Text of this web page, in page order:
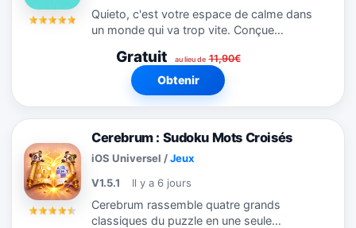
Quieto, c'est votre espace de calme dans
un monde qui va trop vite. Conçue
vous propose des séances de méditation
guidée courtes et efficaces,...
Gratuit au lieu de 11,90€
Obtenir
Cerebrum : Sudoku Mots Croisés
iOS Universel /Jeux
V1.5.1
Il y a 6 jours
Cerebrum rassemble quatre grands
classiques du puzzle en une seule